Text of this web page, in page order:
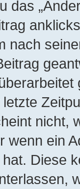
das
nach
nicht,
wenn ein
Diese